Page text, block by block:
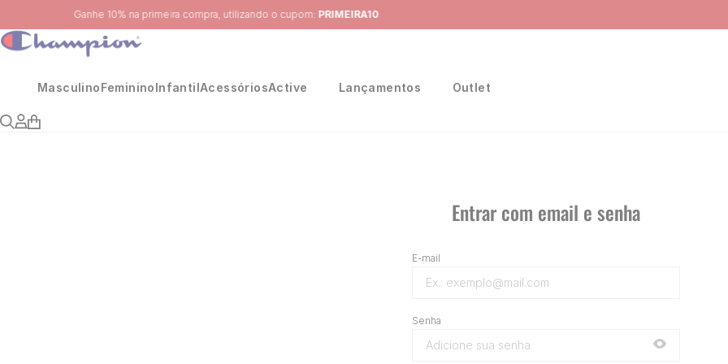
MasculinoFemininoInfantilAcessóriosActive Lançamentos Outlet
Entrar com email e senha